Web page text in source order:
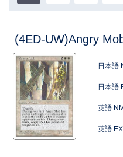
(4ED-UW)Angry
日本語
日本語
英語
英語 EX